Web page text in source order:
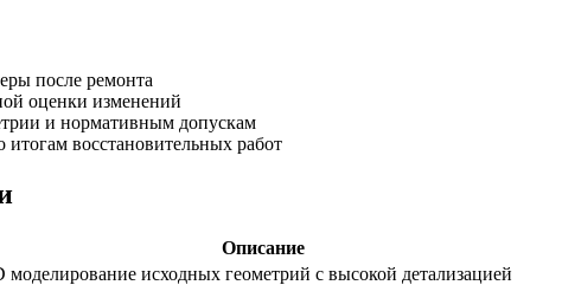
после ремонта
оценки изменений
и нормативным допускам
восстановительных работ
Описание
моделирование исходных геометрий с высокой детализацией